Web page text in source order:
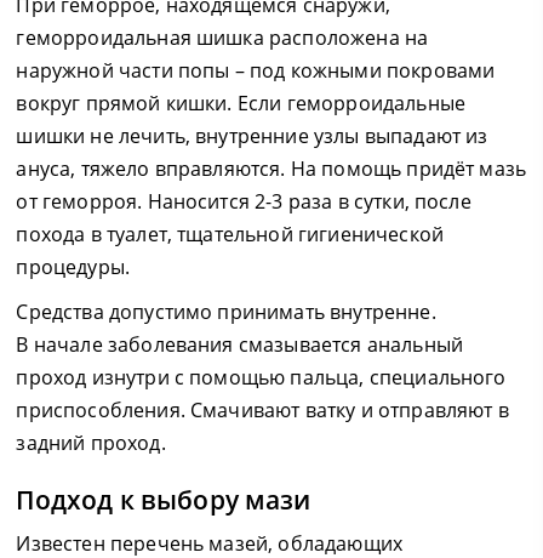
геморроидальная шишка расположена на
наружной части попы – под кожными покровами
вокруг прямой кишки. Если геморроидальные
шишки не лечить, внутренние узлы выпадают из
ануса, тяжело вправляются. На помощь придёт мазь
от геморроя. Наносится 2-3 раза в сутки, после
похода в туалет, тщательной гигиенической
процедуры.
Средства допустимо принимать внутренне.
В начале заболевания смазывается анальный
проход изнутри с помощью пальца, специального
приспособления. Смачивают ватку и отправляют в
задний проход.
Подход к выбору мази
Известен перечень мазей, обладающих